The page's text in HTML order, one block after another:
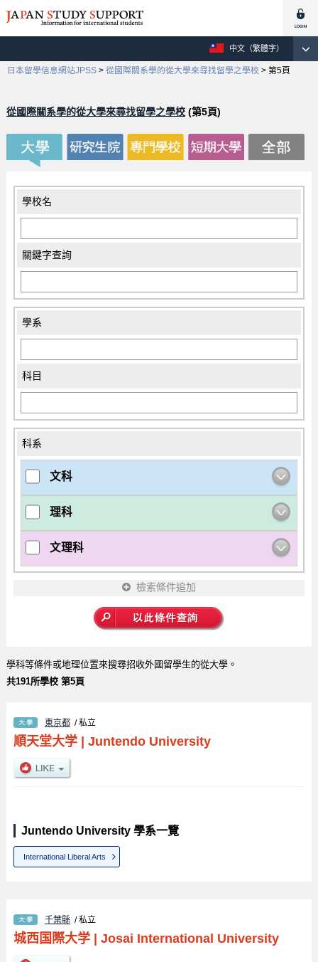
中文（繁體字）
日本留學信息網站JPSS > 從國際關系學的從大學來尋找留學之學校 > 第5頁
從國際關系學的從大學來尋找留學之學校(第5頁)
學校名
關鍵字查詢
學系
科目
科系
文科
理科
文理科
檢索條件追加
學科等條件或地理位置來搜尋招收外國留學生的從大學。
共191所學校 第5頁
東京都 / 私立
順天堂大学| Juntendo University
Juntendo University 學系一覽
International Liberal Arts
千葉縣 / 私立
城西国際大学| Josai International University